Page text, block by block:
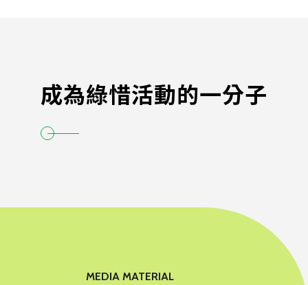
成為綠惜活動的一分子
MEDIA MATERIAL